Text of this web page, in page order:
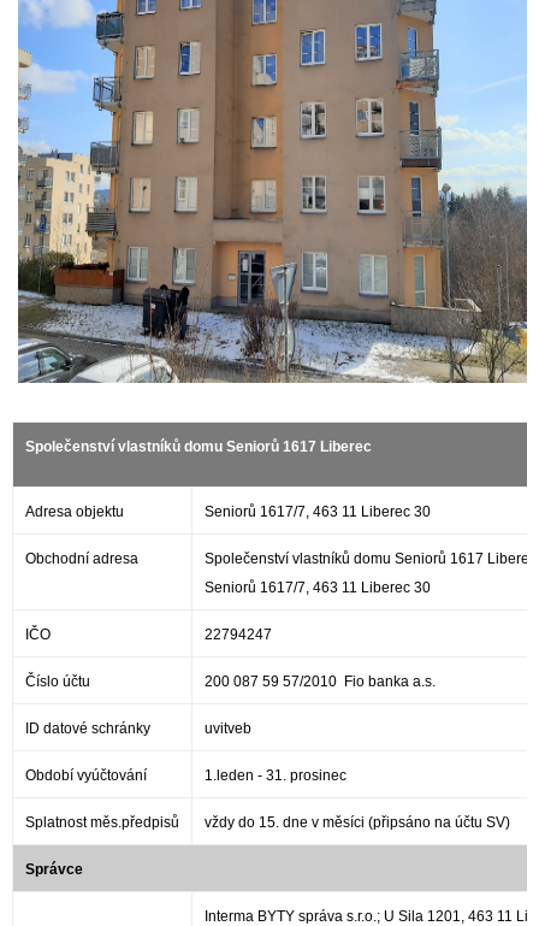
Společenství vlastníků domu Seniorů 1617 Liberec
Adresa objektu Seniorů 1617/7, 463 11 Liberec 30
Obchodní adresa
Společenství vlastníků domu Seniorů 1617 Liberec
Seniorů 1617/7, 463 11 Liberec 30
IČO 22794247
Číslo účtu 200 087 59 57/2010 Fio banka a.s.
ID datové schránky uvitveb
Období vyúčtování 1.leden - 31. prosinec
Splatnost měs.předpisů vždy do 15. dne v měsíci (připsáno na účtu SV)
Správce
Interma BYTY správa s.r.o.; U Sila 1201, 463 11